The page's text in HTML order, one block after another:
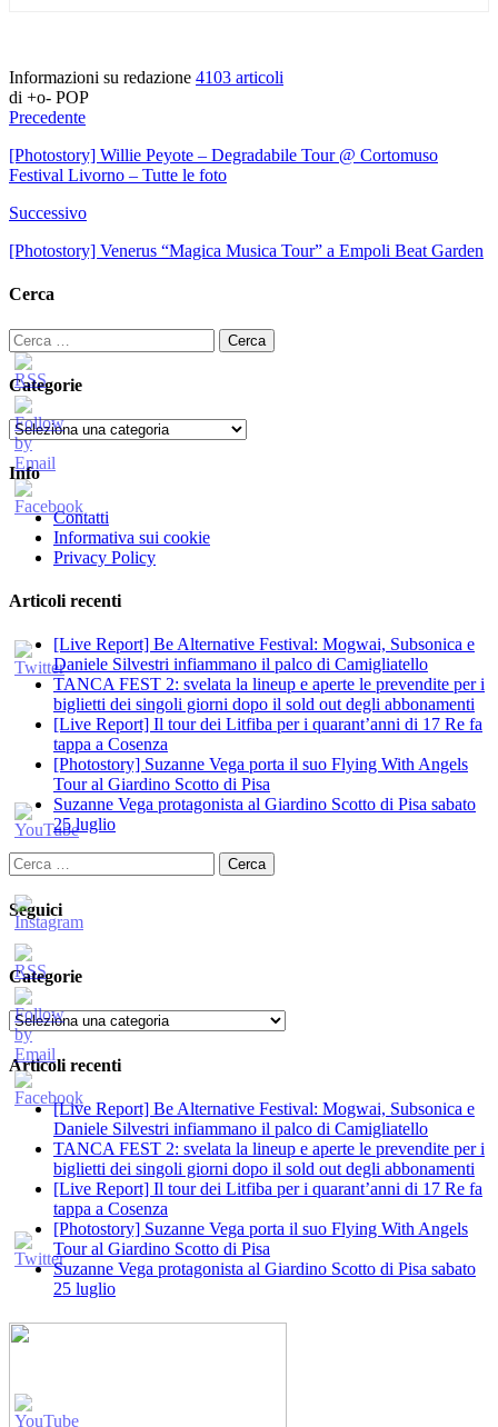
Informazioni su redazione 4103 articoli
di +o- POP
Precedente
[Photostory] Willie Peyote – Degradabile Tour @ Cortomuso
Festival Livorno – Tutte le foto
Successivo
[Photostory] Venerus “Magica Musica Tour” a Empoli Beat Garden
Cerca
Ricerca
per:
Categorie
Categorie
Info
Contatti
Informativa sui cookie
Privacy Policy
Articoli recenti
[Live Report] Be Alternative Festival: Mogwai, Subsonica e
Daniele Silvestri infiammano il palco di Camigliatello
TANCA FEST 2: svelata la lineup e aperte le prevendite per i
biglietti dei singoli giorni dopo il sold out degli abbonamenti
[Live Report] Il tour dei Litfiba per i quarant’anni di 17 Re fa
tappa a Cosenza
[Photostory] Suzanne Vega porta il suo Flying With Angels
Tour al Giardino Scotto di Pisa
Suzanne Vega protagonista al Giardino Scotto di Pisa sabato
25 luglio
Ricerca
per:
Seguici
Categorie
Categorie
Articoli recenti
[Live Report] Be Alternative Festival: Mogwai, Subsonica e
Daniele Silvestri infiammano il palco di Camigliatello
TANCA FEST 2: svelata la lineup e aperte le prevendite per i
biglietti dei singoli giorni dopo il sold out degli abbonamenti
[Live Report] Il tour dei Litfiba per i quarant’anni di 17 Re fa
tappa a Cosenza
[Photostory] Suzanne Vega porta il suo Flying With Angels
Tour al Giardino Scotto di Pisa
Suzanne Vega protagonista al Giardino Scotto di Pisa sabato
25 luglio